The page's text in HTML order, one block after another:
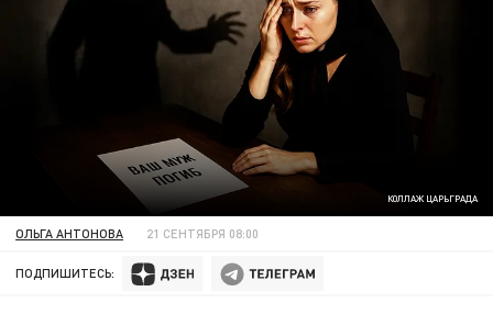
КОЛЛАЖ ЦАРЬГРАДА
ОЛЬГА АНТОНОВА 21 СЕНТЯБРЯ 08:00
ПОДПИШИТЕСЬ: